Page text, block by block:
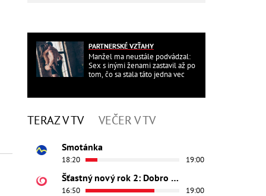
PARTNERSKÉ VZŤAHY
Manžel ma neustále podvádzal:
Sex s inými ženami zastavil až po
tom, čo sa stala táto jedna vec
TERAZ V TV VEČER V TV
Smotánka
18:20 19:00
Šťastný nový rok 2: Dobro došli
16:50 19:00